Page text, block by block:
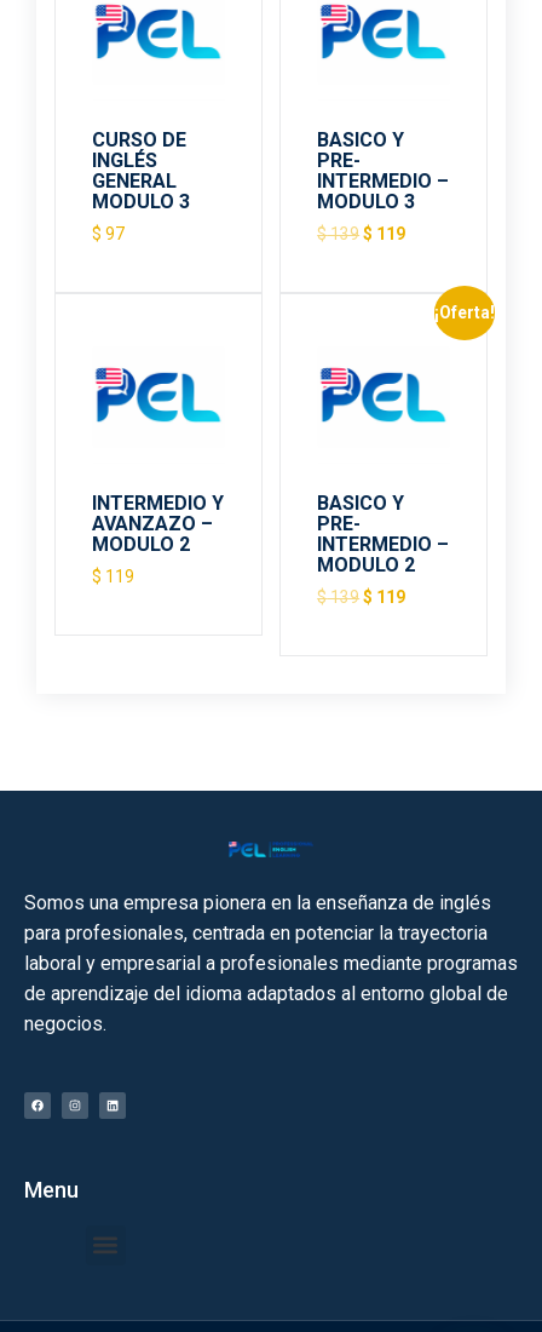
CURSO DE
INGLÉS
GENERAL
MODULO 3
$ 97
BASICO Y
PRE-
INTERMEDIO –
MODULO 3
$139$ 119
INTERMEDIO Y
AVANZAZO –
MODULO 2
$ 119
¡Oferta!
BASICO Y
PRE-
INTERMEDIO –
MODULO 2
$139$ 119
Somos una empresa pionera en la enseñanza de inglés
para profesionales, centrada en potenciar la trayectoria
laboral y empresarial a profesionales mediante programas
de aprendizaje del idioma adaptados al entorno global de
negocios.​
Menu